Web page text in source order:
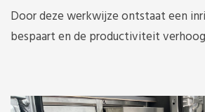
Door deze werkwijze ontstaat een
bespaart en de productiviteit